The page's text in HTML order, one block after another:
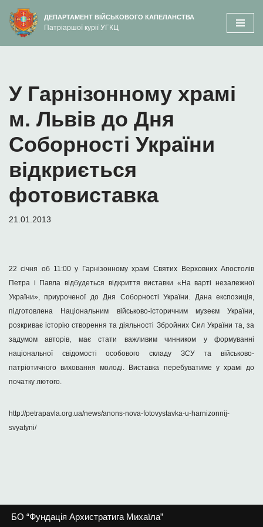
вмісту
Перейти
до
ДЕПАРТАМЕНТ ВІЙСЬКОВОГО КАПЕЛАНСТВА
Патріаршої курії УГКЦ
У Гарнізонному храмі
м. Львів до Дня
Соборності України
відкриється
фотовиставка
21.01.2013
22 січня об 11:00 у Гарнізонному храмі Святих Верховних Апостолів
Петра і Павла відбудеться відкриття виставки «На варті незалежної
України», приуроченої до Дня Соборності України. Дана експозиція,
підготовлена Національним військово-історичним музеєм України,
розкриває історію створення та діяльності Збройних Сил України та, за
задумом авторів, має стати важливим чинником у формуванні
національної свідомості особового складу ЗСУ та військово-
патріотичного виховання молоді. Виставка перебуватиме у храмі до
початку лютого.
http://petrapavla.org.ua/news/anons-nova-fotovystavka-u-harnizonnij-
svyatyni/
БО “Фундація Архистратига Михаїла”